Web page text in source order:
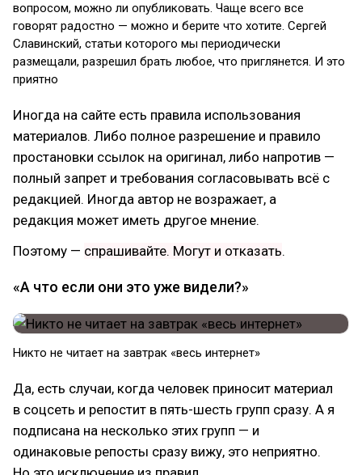
вопросом, можно ли опубликовать. Чаще всего все
говорят радостно — можно и берите что хотите. Сергей
Славинский, статьи которого мы периодически
размещали, разрешил брать любое, что приглянется. И это
приятно
Иногда на сайте есть правила использования
материалов. Либо полное разрешение и правило
простановки ссылок на оригинал, либо напротив —
полный запрет и требования согласовывать всё с
редакцией. Иногда автор не возражает, а
редакция может иметь другое мнение.
Поэтому — спрашивайте. Могут и отказать.
«А что если они это уже видели?»
Никто не читает на завтрак «весь интернет»
Да, есть случаи, когда человек приносит материал
в соцсеть и репостит в пять-шесть групп сразу. А я
подписана на несколько этих групп — и
одинаковые репосты сразу вижу, это неприятно.